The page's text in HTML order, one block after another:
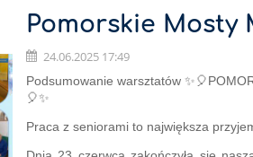
Pomorskie Mosty
24.06.2025 17:49
Podsumowanie warsztatów
🎈✨️
Praca z seniorami to największa